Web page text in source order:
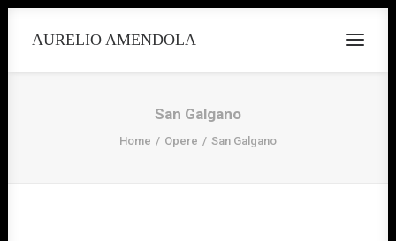
AURELIO AMENDOLA
San Galgano
Home Opere San Galgano